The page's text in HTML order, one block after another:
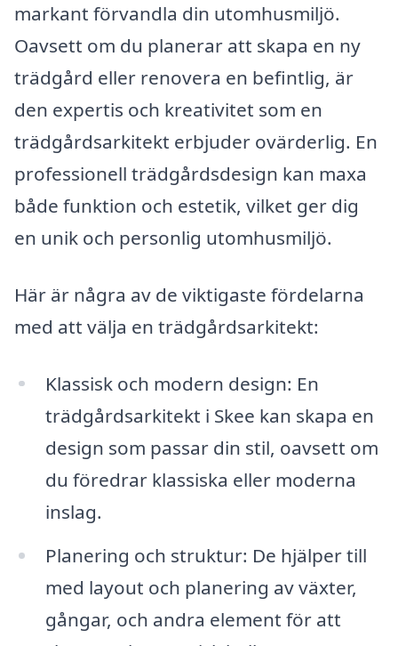
markant förvandla din utomhusmiljö.
Oavsett om du planerar att skapa en ny
trädgård eller renovera en befintlig, är
den expertis och kreativitet som en
trädgårdsarkitekt erbjuder ovärderlig. En
professionell trädgårdsdesign kan maxa
både funktion och estetik, vilket ger dig
en unik och personlig utomhusmiljö.
Här är några av de viktigaste fördelarna
med att välja en trädgårdsarkitekt:
Klassisk och modern design: En
trädgårdsarkitekt i Skee kan skapa en
design som passar din stil, oavsett om
du föredrar klassiska eller moderna
inslag.
Planering och struktur: De hjälper till
med layout och planering av växter,
gångar, och andra element för att